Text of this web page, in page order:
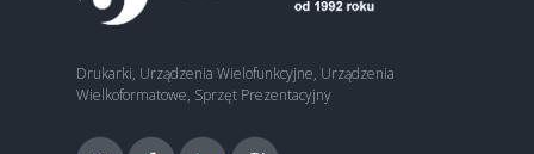
Drukarki, Urządzenia Wielofunkcyjne, Urządzenia
Wielkoformatowe, Sprzęt Prezentacyjny